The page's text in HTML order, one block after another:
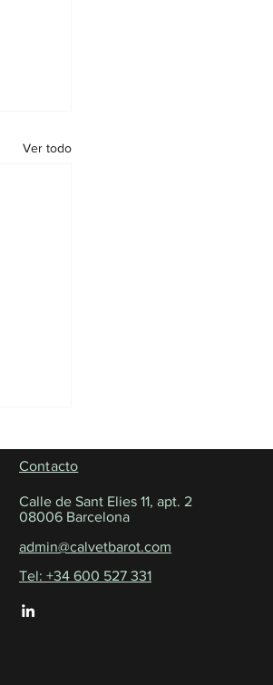
Ver todo
Contacto
Calle de Sant Elies 11, apt. 2
08006 Barcelona
admin@calvetbarot.com
Tel: +34 600 527 331